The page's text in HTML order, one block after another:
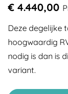
€ 4.440,00
Deze degelijke
hoogwaardig
nodig is dan is
variant.